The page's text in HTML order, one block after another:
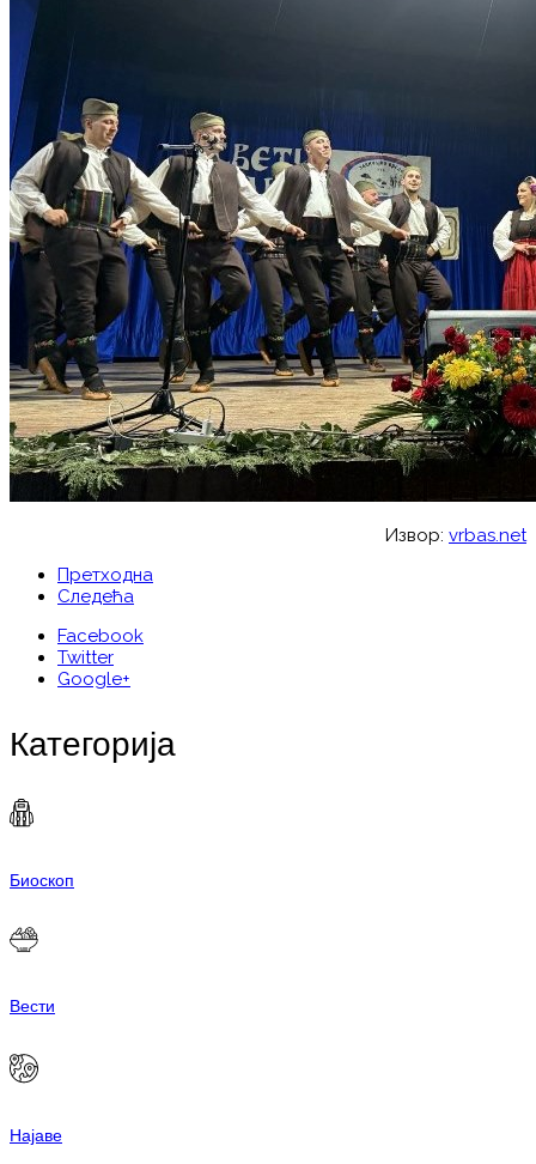
Извор: vrbas.net
Претходна
Следећа
Facebook
Twitter
Google+
Категорија
Биоскоп
Вести
Најаве